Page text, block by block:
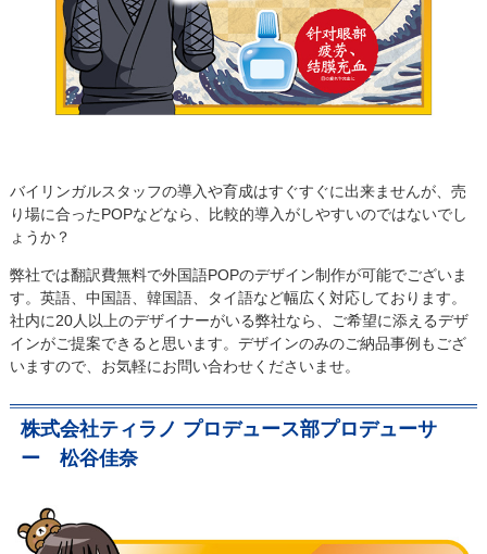
バイリンガルスタッフの導入や育成はすぐすぐに出来ませんが、売
り場に合ったPOPなどなら、比較的導入がしやすいのではないでし
ょうか？
弊社では翻訳費無料で外国語POPのデザイン制作が可能でございま
す。英語、中国語、韓国語、タイ語など幅広く対応しております。
社内に20人以上のデザイナーがいる弊社なら、ご希望に添えるデザ
インがご提案できると思います。デザインのみのご納品事例もござ
いますので、お気軽にお問い合わせくださいませ。
株式会社ティラノ プロデュース部プロデューサ
ー 松谷佳奈